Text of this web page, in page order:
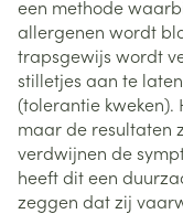
een methode
allergenen wordt
trapsgewijs wordt
stilletjes aan te
(tolerantie kweken).
maar de resultaten
verdwijnen de
heeft dit een
zeggen dat zij